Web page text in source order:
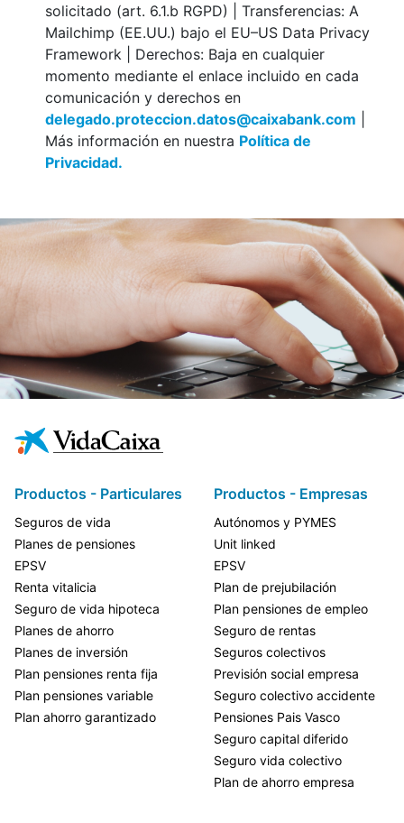
solicitado (art. 6.1.b RGPD) | Transferencias: A
Mailchimp (EE.UU.) bajo el EU–US Data Privacy
Framework | Derechos: Baja en cualquier
momento mediante el enlace incluido en cada
comunicación y derechos en
delegado.proteccion.datos@caixabank.com
Más información en nuestra Política de
Privacidad.
Productos - Particulares
Seguros de vida
Planes de pensiones
EPSV
Renta vitalicia
Seguro de vida hipoteca
Planes de ahorro
Planes de inversión
Plan pensiones renta fija
Plan pensiones variable
Plan ahorro garantizado
Productos - Empresas
Autónomos y PYMES
Unit linked
EPSV
Plan de prejubilación
Plan pensiones de empleo
Seguro de rentas
Seguros colectivos
Previsión social empresa
Seguro colectivo accidente
Pensiones Pais Vasco
Seguro capital diferido
Seguro vida colectivo
Plan de ahorro empresa